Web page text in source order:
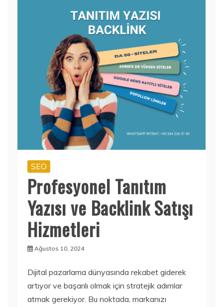
SEO
Profesyonel Tanıtım
Yazısı ve Backlink Satışı
Hizmetleri
Ağustos 10, 2024
Dijital pazarlama dünyasında rekabet giderek
artıyor ve başarılı olmak için stratejik adımlar
atmak gerekiyor. Bu noktada, markanızı